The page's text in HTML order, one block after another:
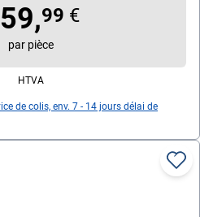
99 €
par pièce
HTVA
de colis, env. 7 - 14 jours délai de